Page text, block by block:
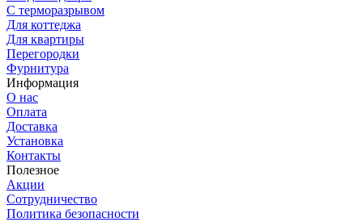
С терморазрывом
Для коттеджа
Для квартиры
Перегородки
Фурнитура
Информация
О нас
Оплата
Доставка
Установка
Контакты
Полезное
Акции
Сотрудничество
Политика безопасности